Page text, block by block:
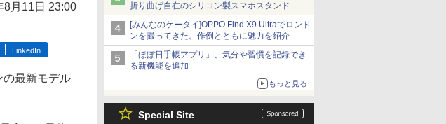
折り曲げ自在のシリコン製スマホスタンド
[みんなのケータイ]OPPO Find X9 Ultraでロンド
ンを撮ってきた。作例とともに魅力を紹介
「ほぼ日手帳アプリ」、気分や習慣を記録でき
る新機能を追加
もっと見る
Special Site
8月11日 23:00
LinkedIn
最新モデル